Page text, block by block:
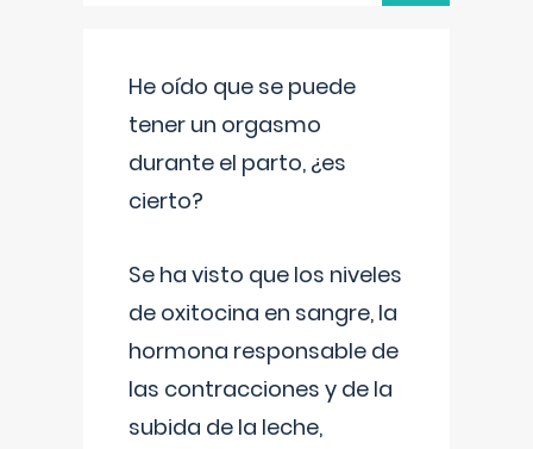
He oído que se puede
tener un orgasmo
durante el parto, ¿es
cierto?
Se ha visto que los niveles
de oxitocina en sangre, la
hormona responsable de
las contracciones y de la
subida de la leche,